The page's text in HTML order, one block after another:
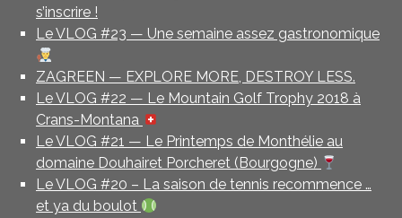
s’inscrire !
Le VLOG #23 — Une semaine assez gastronomique
ZAGREEN — EXPLORE MORE, DESTROY LESS.
Le VLOG #22 — Le Mountain Golf Trophy 2018 à
Crans-Montana
Le VLOG #21 — Le Printemps de Monthélie au
domaine Douhairet Porcheret (Bourgogne)
Le VLOG #20 – La saison de tennis recommence …
et ya du boulot